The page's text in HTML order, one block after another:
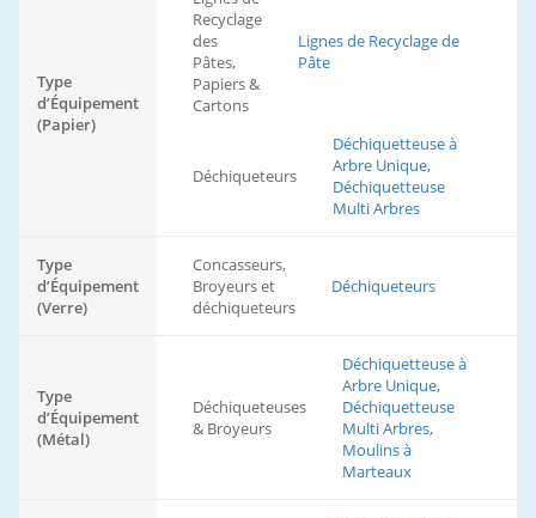
Type
d’Équipement
(Papier)
Recyclage
des
Pâtes,
Papiers &
Cartons
Lignes de Recyclage de
Pâte
Déchiqueteurs
Déchiquetteuse à
Arbre Unique,
Déchiquetteuse
Multi Arbres
Type
d’Équipement
(Verre)
Concasseurs,
Broyeurs et
déchiqueteurs
Déchiqueteurs
Type
d’Équipement
(Métal)
Déchiqueteuses
& Broyeurs
Déchiquetteuse à
Arbre Unique,
Déchiquetteuse
Multi Arbres,
Moulins à
Marteaux